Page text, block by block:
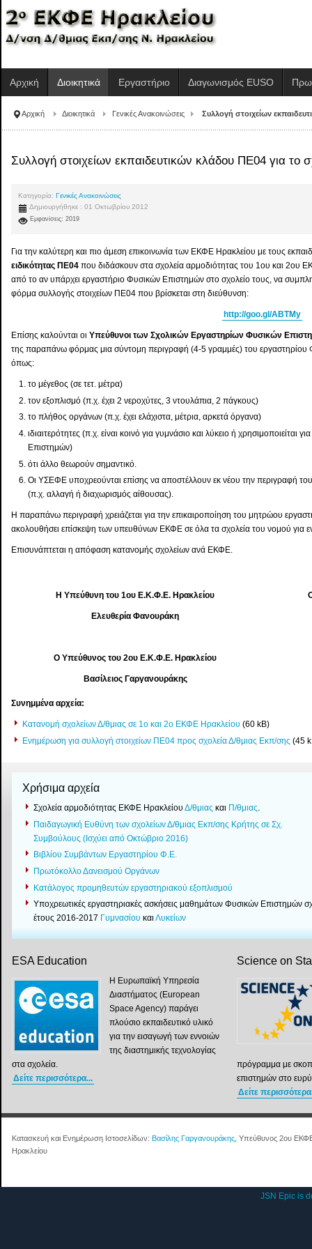
Αρχική Διοικητικά Εργαστήριο Διαγωνισμός EUSO
Αρχική Διοικητικά Γενικές Ανακοινώσεις Συλλογή στοιχείων
Συλλογή στοιχείων εκπαιδευτικών κλάδου ΠΕ04 για το
Κατηγορία:Γενικές Ανακοινώσεις
Δημιουργήθηκε : 01 Οκτωβρίου 2012
Εμφανίσεις: 2019
Για την καλύτερη και πιο άμεση επικοινωνία των ΕΚΦΕ Ηρακλείου με τους
ειδικότητας ΠΕ04 που διδάσκουν στα σχολεία αρμοδιότητας του 1ου και 2ου
από το αν υπάρχει εργαστήριο Φυσικών Επιστημών στο σχολείο τους, να
φόρμα συλλογής στοιχείων ΠΕ04 που βρίσκεται στη διεύθυνση:
http://goo.gl/ABTMy
Επίσης καλούνται οιΥπεύθυνοι των Σχολικών Εργαστηρίων Φυσικών
της παραπάνω φόρμας μια σύντομη περιγραφή (4-5 γραμμές) του εργαστηρίου
όπως:
το μέγεθος (σε τετ. μέτρα)
τον εξοπλισμό (π.χ. έχει 2 νεροχύτες, 3 ντουλάπια, 2 πάγκους)
το πλήθος οργάνων (π.χ. έχει ελάχιστα, μέτρια, αρκετά όργανα)
ιδιαιτερότητες (π.χ. είναι κοινό για γυμνάσιο και λύκειο ή
Επιστημών)
ότι άλλο θεωρούν σημαντικό.
Οι ΥΣΕΦΕ υποχρεούνται επίσης να αποστέλλουν εκ νέου την περιγραφή
(π.χ. αλλαγή ή διαχωρισμός αίθουσας).
Η παραπάνω περιγραφή χρειάζεται για την επικαιροποίηση του μητρώου
ακολουθήσει επίσκεψη των υπευθύνων ΕΚΦΕ σε όλα τα σχολεία του νομού για
Επισυνάπτεται η απόφαση κατανομής σχολείων ανά ΕΚΦΕ.
Η Υπεύθυνη του 1ου Ε.Κ.Φ.Ε. Ηρακλείου
Ελευθερία Φανουράκη
Ο Υπεύθυνος του 2ου Ε.Κ.Φ.Ε. Ηρακλείου
Βασίλειος Γαργανουράκης
Συνημμένα αρχεία:
Κατανομή σχολείων Δ/θμιας σε 1ο και 2ο ΕΚΦΕ Ηρακλείου (60 kB)
Ενημέρωση για συλλογή στοιχείων ΠΕ04 προς σχολεία Δ/θμιας Εκπ/σης (45
Χρήσιμα αρχεία
Σχολεία αρμοδιότητας ΕΚΦΕ Ηρακλείου Δ/θμιας και Π/θμιας.
Παιδαγωγική Ευθύνη των σχολείων Δ/θμιας Εκπ/σης Κρήτης σε Σχ.
Συμβούλους (Ισχύει από Οκτώβριο 2016)
Βιβλίου Συμβάντων Εργαστηρίου Φ.Ε.
Πρωτόκολλο Δανεισμού Οργάνων
Κατάλογος προμηθευτών εργαστηριακού εξοπλισμού
Yποχρεωτικές εργαστηριακές ασκήσεις μαθημάτων Φυσικών Επιστημών
έτους 2016-2017 Γυμνασίου καιΛυκείων
ESA Education
Η Ευρωπαϊκή Υπηρεσία
Διαστήματος (European
Space Agency) παράγει
πλούσιο εκπαιδευτικό υλικό
για την εισαγωγή των εννοιών
της διαστημικής τεχνολογίας
στα σχολεία.
Δείτε περισσότερα...
Science on
πρόγραμμα με
επιστημών στο
Δείτε
Κατασκευή και Ενημέρωση Ιστοσελίδων: Βασίλης Γαργανουράκης , Υπεύθυνος 2ου
Ηρακλείου
JSN Epic is